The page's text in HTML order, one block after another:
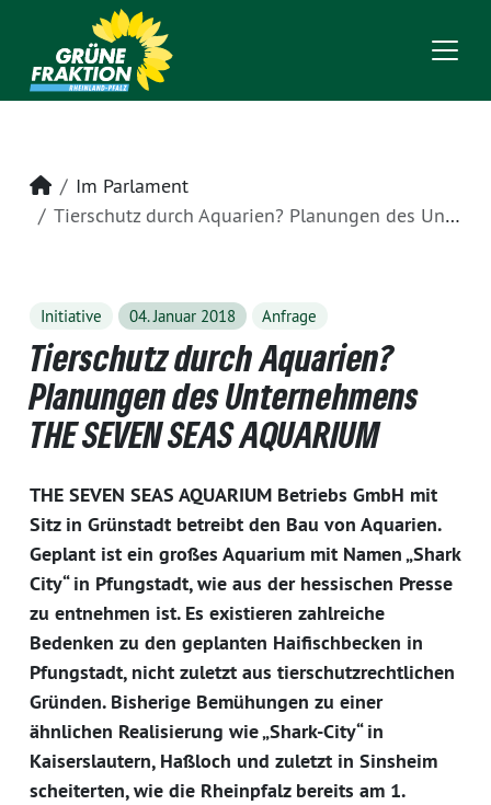
Startseite
Im Parlament
Tierschutz durch Aquarien? Planungen des Unternehmens THE SEVEN SEAS AQUARIUM
Initiative 04. Januar 2018 Anfrage
Tierschutz durch Aquarien?
Planungen des Unternehmens
THE SEVEN SEAS AQUARIUM
THE SEVEN SEAS AQUARIUM Betriebs GmbH mit
Sitz in Grünstadt betreibt den Bau von Aquarien.
Geplant ist ein großes Aquarium mit Namen „Shark
City“ in Pfungstadt, wie aus der hessischen Presse
zu entnehmen ist. Es existieren zahlreiche
Bedenken zu den geplanten Haifischbecken in
Pfungstadt, nicht zuletzt aus tierschutzrechtlichen
Gründen. Bisherige Bemühungen zu einer
ähnlichen Realisierung wie „Shark-City“ in
Kaiserslautern, Haßloch und zuletzt in Sinsheim
scheiterten, wie die Rheinpfalz bereits am 1.